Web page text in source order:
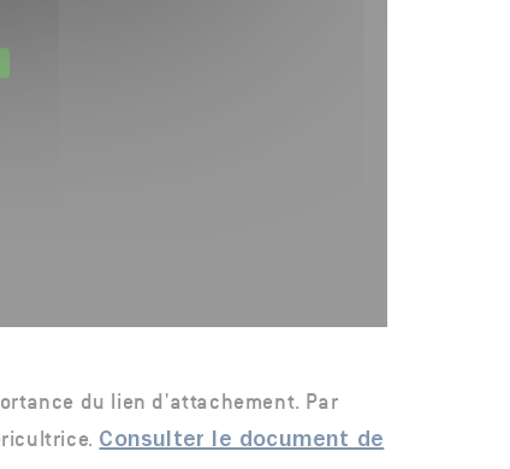
du lien d'attachement. Par
Consulter le document de